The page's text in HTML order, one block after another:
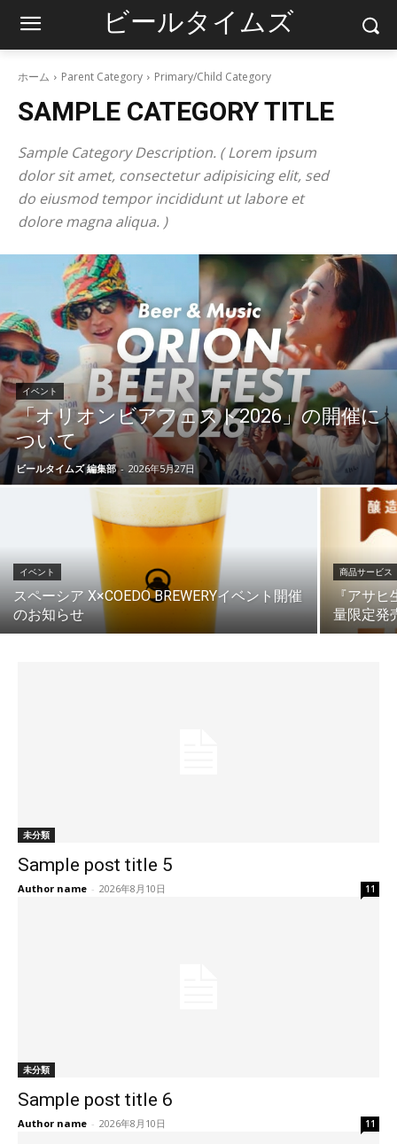
ビールタイムズ
ホーム Parent Category Primary/Child Category
SAMPLE CATEGORY TITLE
Sample Category Description. ( Lorem ipsum
dolor sit amet, consectetur adipisicing elit, sed
do eiusmod tempor incididunt ut labore et
dolore magna aliqua. )
イベント
「オリオンビアフェスト2026」の開催に
ついて
ビールタイムズ 編集部 - 2026年5月27日
イベント
スペーシア X×COEDO BREWERYイベント開催
のお知らせ
商品サービス
『アサ
量限定発
未分類
Sample post title 5
Author name - 2026年8月10日 11
未分類
Sample post title 6
Author name - 2026年8月10日 11